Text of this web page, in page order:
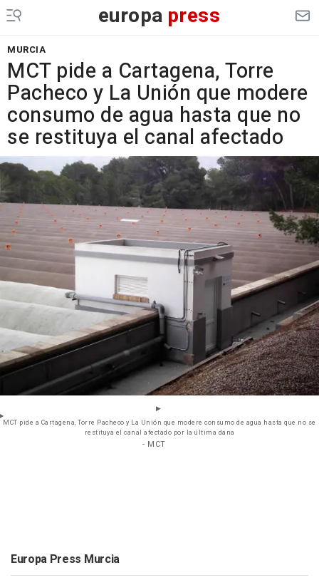
europa press
MURCIA
MCT pide a Cartagena, Torre
Pacheco y La Unión que modere
consumo de agua hasta que no
se restituya el canal afectado
MCT pide a Cartagena, Torre Pacheco y La Unión que modere consumo de agua hasta que no se
restituya el canal afectado por la última dana
- MCT
Europa Press Murcia